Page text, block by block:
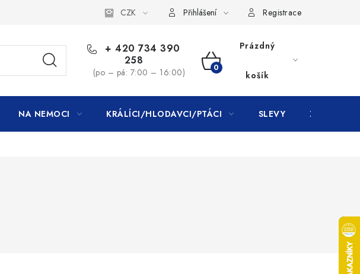
CZK Přihlášení Registrace
+ 420 734 390
258
(po – pá: 7:00 – 16:00)
NÁKUPNÍ
KOŠÍK
Prázdný
košík
NA NEMOCI KRÁLÍCI/HLODAVCI/PTÁCI SLEVY ZNAČKY